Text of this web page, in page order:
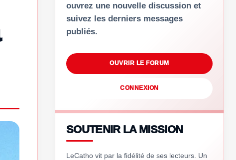
ouvrez une nouvelle discussion et
suivez les derniers messages
publiés.
OUVRIR LE FORUM
CONNEXION
SOUTENIR LA MISSION
LeCatho vit par la fidélité de ses lecteurs. Un